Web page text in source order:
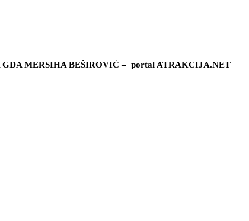
MERSIHA BEŠIROVIĆ – portal ATRAKCIJA.NET